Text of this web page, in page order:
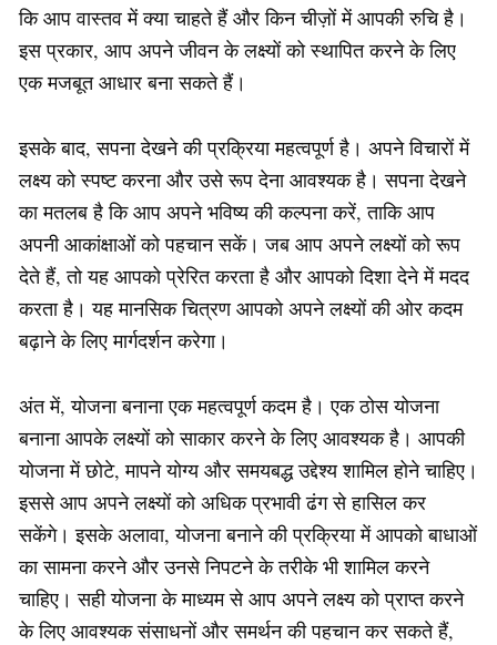
कि आप वास्तव में क्या चाहते हैं और किन चीज़ों में आपकी रुचि है।
इस प्रकार, आप अपने जीवन के लक्ष्यों को स्थापित करने के लिए
एक मजबूत आधार बना सकते हैं।
इसके बाद, सपना देखने की प्रक्रिया महत्वपूर्ण है। अपने विचारों में
लक्ष्य को स्पष्ट करना और उसे रूप देना आवश्यक है। सपना देखने
का मतलब है कि आप अपने भविष्य की कल्पना करें, ताकि आप
अपनी आकांक्षाओं को पहचान सकें। जब आप अपने लक्ष्यों को रूप
देते हैं, तो यह आपको प्रेरित करता है और आपको दिशा देने में मदद
करता है। यह मानसिक चित्रण आपको अपने लक्ष्यों की ओर कदम
बढ़ाने के लिए मार्गदर्शन करेगा।
अंत में, योजना बनाना एक महत्वपूर्ण कदम है। एक ठोस योजना
बनाना आपके लक्ष्यों को साकार करने के लिए आवश्यक है। आपकी
योजना में छोटे, मापने योग्य और समयबद्ध उद्देश्य शामिल होने चाहिए।
इससे आप अपने लक्ष्यों को अधिक प्रभावी ढंग से हासिल कर
सकेंगे। इसके अलावा, योजना बनाने की प्रक्रिया में आपको बाधाओं
का सामना करने और उनसे निपटने के तरीके भी शामिल करने
चाहिए। सही योजना के माध्यम से आप अपने लक्ष्य को प्राप्त करने
के लिए आवश्यक संसाधनों और समर्थन की पहचान कर सकते हैं,